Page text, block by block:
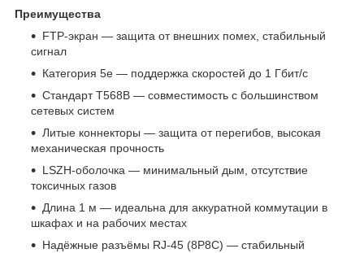
Преимущества
FTP‑экран — защита от внешних помех, стабильный
сигнал
Категория 5e — поддержка скоростей до 1 Гбит/с
Стандарт T568B — совместимость с большинством
сетевых систем
Литые коннекторы — защита от перегибов, высокая
механическая прочность
LSZH‑оболочка — минимальный дым, отсутствие
токсичных газов
Длина 1 м — идеальна для аккуратной коммутации в
шкафах и на рабочих местах
Надёжные разъёмы RJ‑45 (8P8C) — стабильный